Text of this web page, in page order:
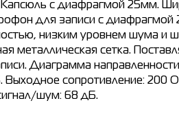
с диафрагмой 25мм.
для записи с
низким уровнем шума
металлическая сетка.
Диаграмма
Выходное сопротивление:
шум: 68 дБ.